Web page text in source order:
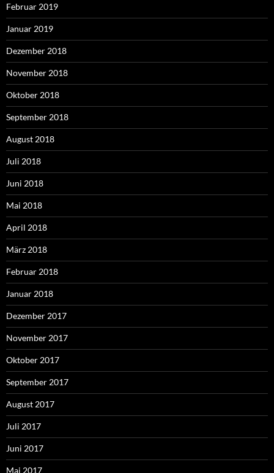
Februar 2019
Januar 2019
Dezember 2018
November 2018
Oktober 2018
September 2018
August 2018
Juli 2018
Juni 2018
Mai 2018
April 2018
März 2018
Februar 2018
Januar 2018
Dezember 2017
November 2017
Oktober 2017
September 2017
August 2017
Juli 2017
Juni 2017
Mai 2017